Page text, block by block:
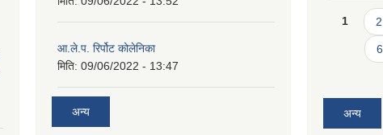
आ.ले.प. रिर्पोट कोलेनिका
मिति: 09/06/2022 - 13:47
अन्य
Pages
1 2
6
अन्य